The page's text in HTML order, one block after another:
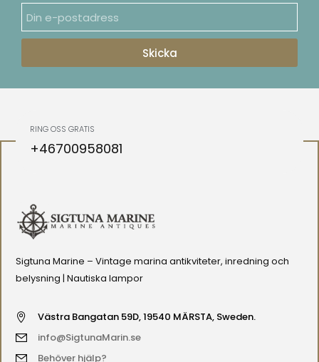
Skicka
RING OSS GRATIS
+46700958081
Sigtuna Marine – Vintage marina antikviteter, inredning och
belysning | Nautiska lampor
Västra Bangatan 59D, 19540 MÄRSTA, Sweden.
info@SigtunaMarin.se
Behöver hjälp?